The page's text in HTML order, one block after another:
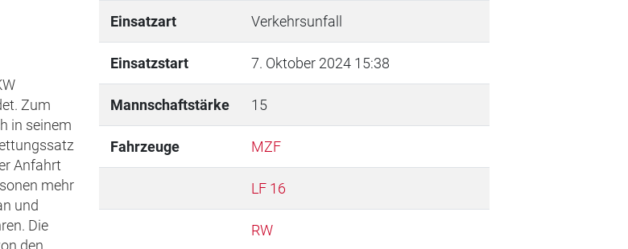
Zum
in seinem
Anfahrt
mehr
und
Die
den
Einsatzart Verkehrsunfall
Einsatzstart 7. Oktober 2024 15:38
Mannschaftstärke 15
Fahrzeuge MZF
LF 16
RW